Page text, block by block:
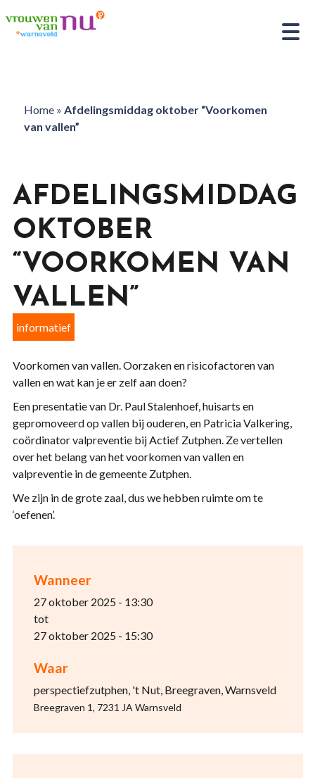
Home» Afdelingsmiddag oktober “Voorkomen
van vallen”
Wanneer
27 oktober 2025 - 13:30
tot
27 oktober 2025 - 15:30
Waar
perspectiefzutphen, 't Nut, Breegraven, Warnsveld
Breegraven 1, 7231 JA Warnsveld
AFDELINGSMIDDAG
OKTOBER
“VOORKOMEN VAN
VALLEN”
informatief
Voorkomen van vallen. Oorzaken en risicofactoren van
vallen en wat kan je er zelf aan doen?
Een presentatie van Dr. Paul Stalenhoef, huisarts en
gepromoveerd op vallen bij ouderen, en Patricia Valkering,
coördinator valpreventie bij Actief Zutphen. Ze vertellen
over het belang van het voorkomen van vallen en
valpreventie in de gemeente Zutphen.
We zijn in de grote zaal, dus we hebben ruimte om te
‘oefenen’.